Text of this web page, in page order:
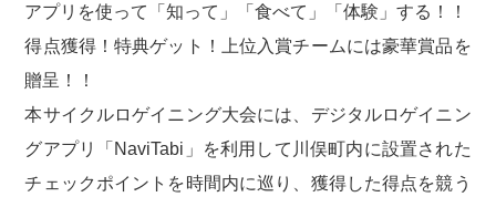
アプリを使って「知って」「食べて」「体験」する！！
得点獲得！特典ゲット！上位入賞チームには豪華賞品を
贈呈！！
本サイクルロゲイニング大会には、デジタルロゲイニン
グアプリ「NaviTabi」を利用して川俣町内に設置された
チェックポイントを時間内に巡り、獲得した得点を競う